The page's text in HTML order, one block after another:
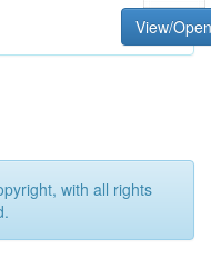
View/Open
with all rights